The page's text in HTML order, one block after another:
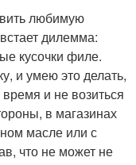
любимую
дилемма:
кусочки филе.
и умею это делать,
и не возиться
в магазинах
масле или с
что не может не